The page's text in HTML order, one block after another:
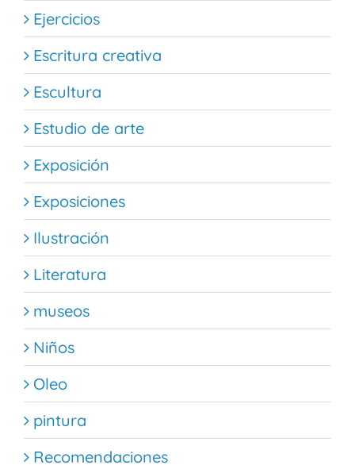
Ejercicios
Escritura creativa
Escultura
Estudio de arte
Exposición
Exposiciones
Ilustración
Literatura
museos
Niños
Oleo
pintura
Recomendaciones